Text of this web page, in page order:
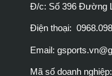
Đ/c: Số 396 Đường
Điện thoại:
Email:
Mã số doanh